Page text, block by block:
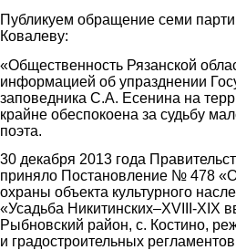
Публикуем обращение семи
Ковалеву:
«Общественность Рязанской
информацией об упразднении
заповедника С.А. Есенина на
крайне обеспокоена за судьбу
поэта.
30 декабря 2013 года
приняло Постановление № 478
охраны объекта культурного
«Усадьба Никитинских–XVIII-XIX
Рыбновский район, с. Костино,
и градостроительных